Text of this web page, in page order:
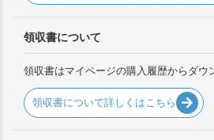
領収書について
領収書はマイページの購入履歴からダウ
領収書について詳しくはこちら